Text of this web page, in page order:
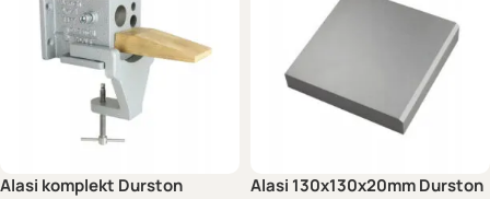
Alasi komplekt Durston
Alasi 130x130x20mm Durston